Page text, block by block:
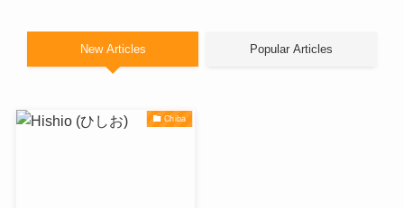
New Articles Popular Articles
Chiba